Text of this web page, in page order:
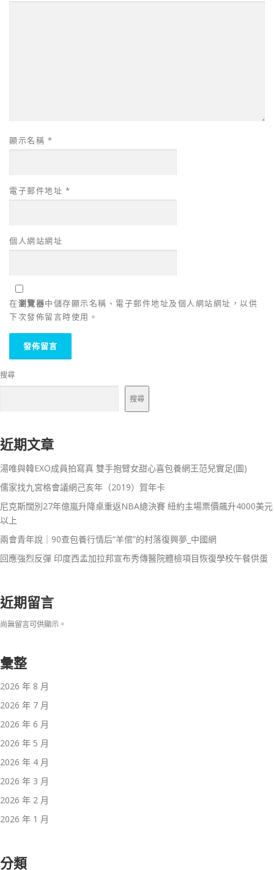
顯示名稱 *
電子郵件地址 *
個人網站網址
在瀏覽器中儲存顯示名稱、電子郵件地址及個人網站網址，以供
下次發佈留言時使用。
搜尋
搜尋
近期文章
湯唯與韓EXO成員拍寫真 雙手抱臂女甜心喜包養網王范兒實足(圖)
儒家找九宮格會議網己亥年（2019）賀年卡
尼克斯闊別27年億嵐升降桌重返NBA總決賽 紐約主場票價飆升4000美元
以上
兩會青年說｜90查包養行情后“羊倌”的村落復興夢_中國網
回應強烈反彈 印度西孟加拉邦宣布秀傳醫院體檢項目恢復學校午餐供蛋
近期留言
尚無留言可供顯示。
彙整
2026 年 8 月
2026 年 7 月
2026 年 6 月
2026 年 5 月
2026 年 4 月
2026 年 3 月
2026 年 2 月
2026 年 1 月
分類